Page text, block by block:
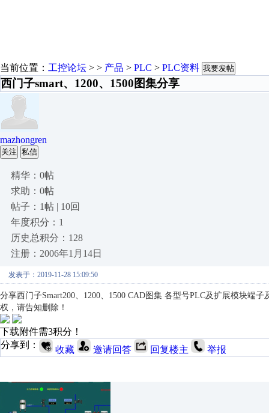
当前位置： 工控论坛 > > 产品 > PLC > PLC资料 我要发帖
西门子smart、1200、1500图集分享
mazhongren
关注 私信
精华：0帖
求助：0帖
帖子：1帖 | 10回
年度积分：1
历史总积分：128
注册：2006年1月14日
发表于：2019-11-28 15:09:50
分享西门子Smart200、1200、1500 CAD图集 各型号PLC及扩展模块端
权，请告知删除！
下载附件需3积分！
分享到：
收藏 邀请回答 回复楼主 举报